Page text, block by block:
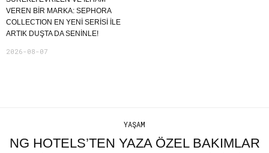
VEREN BIR MARKA: SEPHORA
COLLECTION EN YENI SERISI ILE
ARTIK DUŞTA DA SENINLE!
2026-08-07
YAŞAM
NG HOTELS’TEN YAZA ÖZEL BAKIMLAR